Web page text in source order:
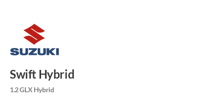
Swift Hybrid
1.2 GLX Hybrid